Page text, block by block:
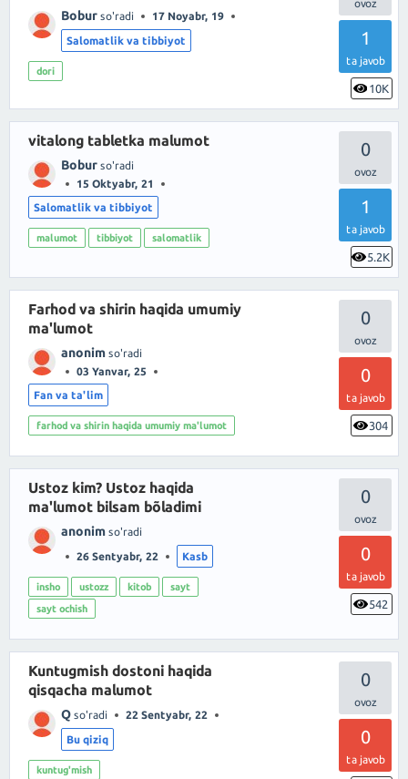
1
ta javob
10K
Bobur so'radi 17 Noyabr, 19
Salomatlik va tibbiyot
dori
0
1
ta javob
5.2K
vitalong tabletka malumot
Bobur so'radi
15 Oktyabr, 21
Salomatlik va tibbiyot
malumot tibbiyot salomatlik
0
0
ta javob
304
Farhod va shirin haqida umumiy
ma'lumot
anonim so'radi
03 Yanvar, 25
Fan va ta'lim
farhod va shirin haqida umumiy ma'lumot
0
0
ta javob
542
Ustoz kim? Ustoz haqida
ma'lumot bilsam bõladimi
anonim so'radi
26 Sentyabr, 22 Kasb
insho ustozz kitob
sayt
sayt ochish
0
0
ta javob
Kuntugmish dostoni haqida
qisqacha malumot
Q so'radi 22 Sentyabr, 22
Bu qiziq
kuntug'mish